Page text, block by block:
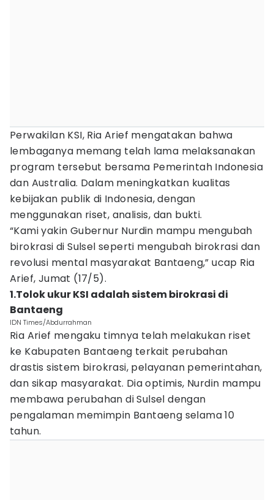
Perwakilan KSI, Ria Arief mengatakan bahwa
lembaganya memang telah lama melaksanakan
program tersebut bersama Pemerintah Indonesia
dan Australia. Dalam meningkatkan kualitas
kebijakan publik di Indonesia, dengan
menggunakan riset, analisis, dan bukti.
“Kami yakin Gubernur Nurdin mampu mengubah
birokrasi di Sulsel seperti mengubah birokrasi dan
revolusi mental masyarakat Bantaeng,” ucap Ria
Arief, Jumat (17/5).
1.Tolok ukur KSI adalah sistem birokrasi di
Bantaeng
IDN Times/Abdurrahman
Ria Arief mengaku timnya telah melakukan riset
ke Kabupaten Bantaeng terkait perubahan
drastis sistem birokrasi, pelayanan pemerintahan,
dan sikap masyarakat. Dia optimis, Nurdin mampu
membawa perubahan di Sulsel dengan
pengalaman memimpin Bantaeng selama 10
tahun.